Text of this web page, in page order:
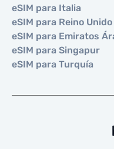
eSIM para Italia
eSIM para Reino Unido
eSIM para Emiratos
eSIM para Singapur
eSIM para Turquía